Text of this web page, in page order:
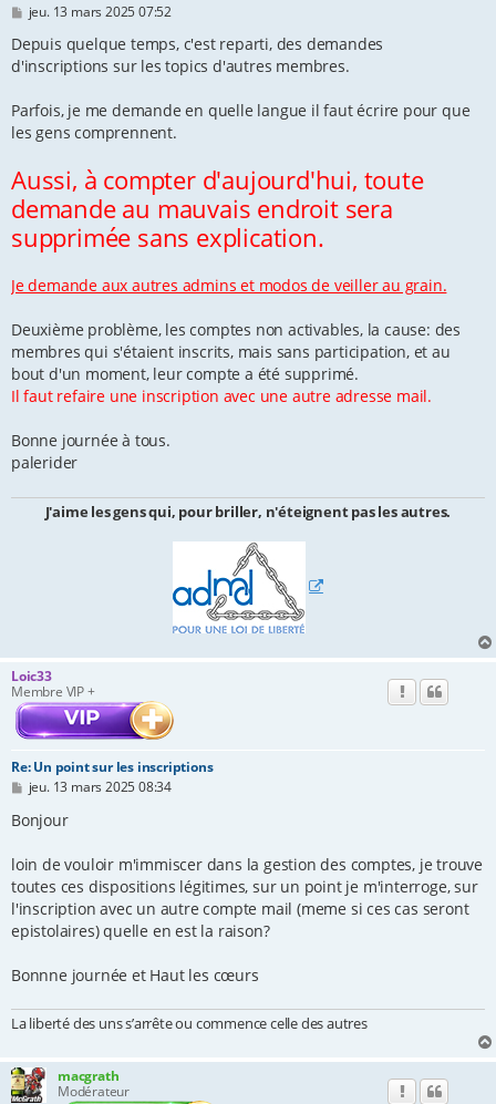
M
e
s
s
a
e
jeu. 13 mars 2025 07:52
Depuis quelque temps, c'est reparti, des demandes
d'inscriptions sur les topics d'autres membres.
Parfois, je me demande en quelle langue il faut écrire pour que
les gens comprennent.
Aussi, à compter d'aujourd'hui, toute
demande au mauvais endroit sera
supprimée sans explication.
Je demande aux autres admins et modos de veiller au grain.
Deuxième problème, les comptes non activables, la cause: des
membres qui s'étaient inscrits, mais sans participation, et au
bout d'un moment, leur compte a été supprimé.
Il faut refaire une inscription avec une autre adresse mail.
Bonne journée à tous.
palerider
J'aime les gens qui, pour briller, n'éteignent pas les autres.
Loic33
Membre VIP +
Re: Un point sur les inscriptions
M
e
s
s
g
jeu. 13 mars 2025 08:34
Bonjour
loin de vouloir m'immiscer dans la gestion des comptes, je trouve
toutes ces dispositions légitimes, sur un point je m'interroge, sur
l'inscription avec un autre compte mail (meme si ces cas seront
epistolaires) quelle en est la raison?
Bonnne journée et Haut les cœurs
La liberté des uns s’arrête ou commence celle des autres
macgrath
Modérateur